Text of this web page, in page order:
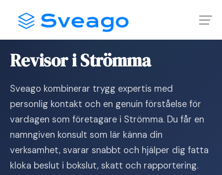
content
Revisor i Strömma
Sveago kombinerar trygg expertis med
personlig kontakt och en genuin förståelse för
vardagen som företagare i Strömma. Du får en
namngiven konsult som lär känna din
verksamhet, svarar snabbt och hjälper dig fatta
kloka beslut i bokslut, skatt och rapportering.